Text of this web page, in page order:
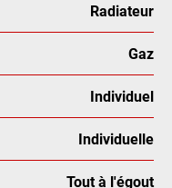
Radiateur
Gaz
Individuel
Individuelle
Tout à l'égout